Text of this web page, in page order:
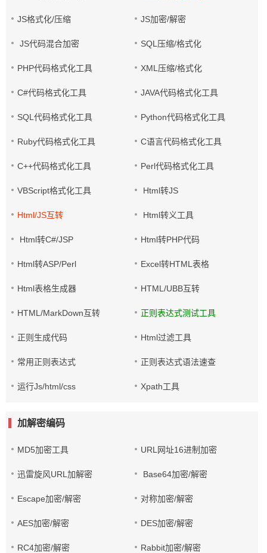
JS格式化/压缩 JS加密/解密
JS代码混合加密 SQL压缩/格式化
PHP代码格式化工具 XML压缩/格式化
C#代码格式化工具 JAVA代码格式化工具
SQL代码格式化工具 Python代码格式化工具
Ruby代码格式化工具 C语言代码格式化工具
C++代码格式化工具 Perl代码格式化工具
VBScript格式化工具 Html转JS
Html/JS互转 Html转义工具
Html转C#/JSP Html转PHP代码
Html转ASP/Perl Excel转HTML表格
Html表格生成器 HTML/UBB互转
HTML/MarkDown互转 正则表达式测试工具
正则生成代码 Html过滤工具
常用正则表达式 正则表达式语法速查
运行Js/html/css Xpath工具
加解密编码
MD5加密工具 URL网址16进制加密
迅雷旋风URL加解密 Base64加密/解密
Escape加密/解密 对称加密/解密
AES加密/解密 DES加密/解密
RC4加密/解密 Rabbit加密/解密